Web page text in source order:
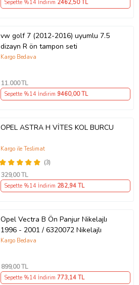
Sepette %14 İndirim 2462,50 TL
vw golf 7 (2012-2016) uyumlu 7.5
dizayn R ön tampon seti
Kargo Bedava
11.000TL
Sepette %14 İndirim 9460,00 TL
OPEL ASTRA H VİTES KOL BURCU
(3)
Kargo ile Teslimat
329,00 TL
Sepette %14 İndirim 282,94 TL
Opel Vectra B Ön Panjur Nikelajlı
1996 - 2001 / 6320072 Nikelajlı
Kargo Bedava
899,00 TL
Sepette %14 İndirim 773,14 TL